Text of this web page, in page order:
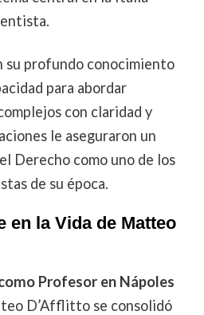
su profundo conocimiento
para abordar
con claridad y
le aseguraron un
Derecho como uno de los
de su época.
en la Vida de Matteo
Profesor en Nápoles
D’Afflitto se consolidó